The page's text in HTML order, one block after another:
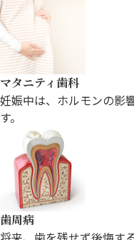
マタニティ歯科
妊娠中は、ホルモンの影
す。
歯周病